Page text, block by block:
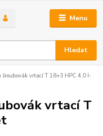
Menu
Hledat
šroubovák vrtací T 18+3 HPC 4,0 I-
vrtací T